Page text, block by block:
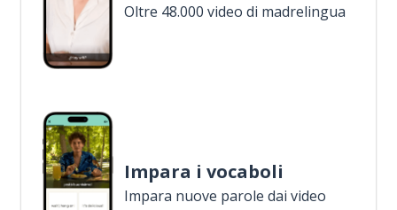
Oltre 48.000 video di madrelingua
Impara i vocaboli
Impara nuove parole dai video